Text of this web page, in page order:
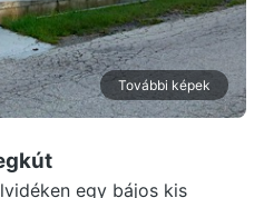
További képek
egy bájos kis